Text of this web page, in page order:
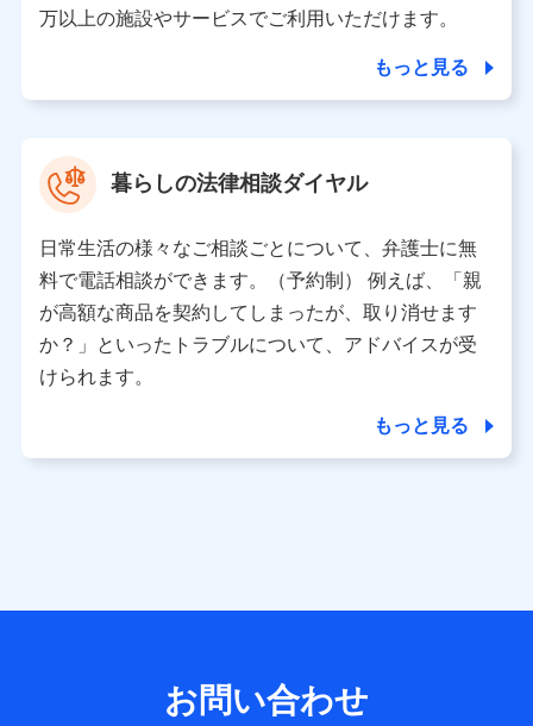
人データを共同利用します。
氏名、電話番号、メールアドレス、お客さまの識別子、属
性、連絡先、dポイントサービスのご利用に関する情報。例
として、dポイントカード番号、性別、年齢、家族構成、住
所、dポイント残高、dポイント利用履歴などが含まれます。
利用情報
当社又は株式会社NTTドコモが提供する各種サービスなどの
ご契約・ご利用などに関する情報。例として、当社又は株式
会社NTTドコモが提供する各種サービスのご契約状態・ご利
用履歴インターネット利用時の行動に関する情報、アプリケ
ーション利用時の行動に関する情報、購入されたサービスや
当社又は株式会社NTTドコモが提供する保険関連サービスに
送信履歴などの情報）が含まれます。
万以上の施設やサービスでご利用いただけます。
もっと見る
暮らしの法律相談ダイヤル
日常生活の様々なご相談ごとについて、弁護士に無
料で電話相談ができます。（予約制） 例えば、「親
が高額な商品を契約してしまったが、取り消せます
か？」といったトラブルについて、アドバイスが受
けられます。
もっと見る
お問い合わせ